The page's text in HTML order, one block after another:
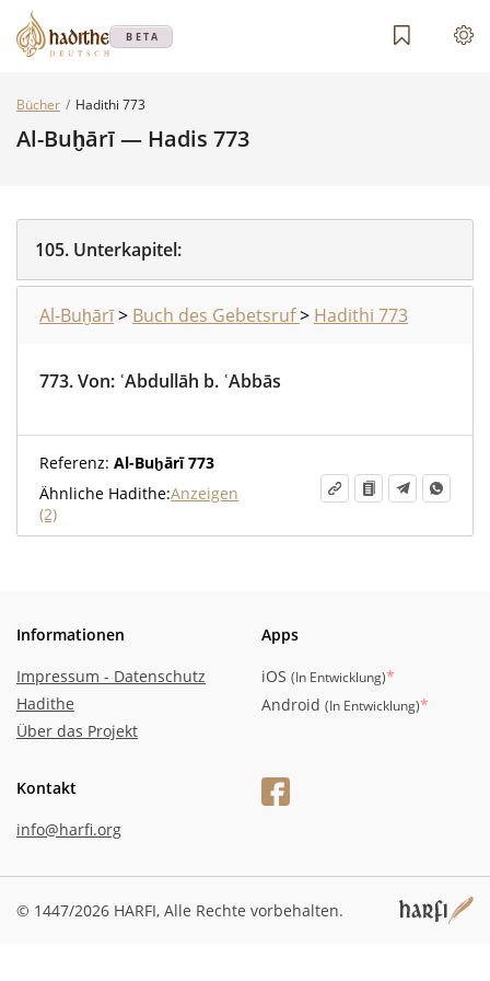
BETA
Bücher Hadithi 773
Al-Buḫārī — Hadis 773
105. Unterkapitel:
Al-Buḫārī> Buch des Gebetsruf> Hadithi 773
773.Von: ʿAbdullāh b. ʿAbbās
Referenz: Al-Buḫārī 773
Ähnliche Hadithe:Anzeigen
(2)
Informationen
Impressum - Datenschutz
Hadithe
Über das Projekt
Apps
iOS (In Entwicklung)*
Android (In Entwicklung)*
Kontakt
info@harfi.org
© 1447/2026 HARFI, Alle Rechte vorbehalten.